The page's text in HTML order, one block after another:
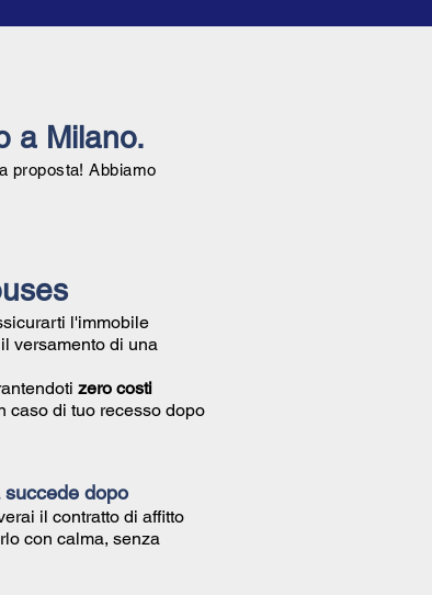
a Milano.
proposta! Abbiamo
l'immobile
versamento di una
zero costi
caso di tuo recesso dopo
dopo
il contratto di affitto
con calma, senza